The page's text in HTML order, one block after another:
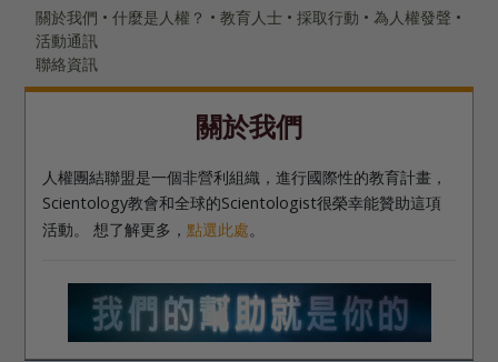
關於我們
什麼是人權？ 教育人士 採取行動
為人權發聲
活動通訊
聯絡資訊
關於我們
人權團結聯盟是一個非營利組織，進行國際性的教育計畫，
Scientology教會和全球的Scientologist很榮幸能贊助這項
活動。 想了解更多，點選此處。